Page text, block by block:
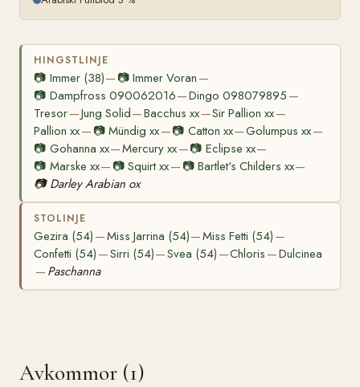
HINGSTLINJE
📷 Immer (38)— 📷Immer Voran —
📷 Dampfross 090062016—Dingo 098079895 —
Tresor—Jung Solid—Bacchus xx—Sir Pallion xx—
Pallion xx— 📷Mündig xx—📷 Catton xx—Golumpus xx—
📷 Gohanna xx—Mercury xx—📷 Eclipse xx—
📷 Marske xx— 📷Squirt xx— 📷 Bartlet's Childers xx—
📷 Darley Arabian ox
STOLINJE
Gezira (54) —Miss Jarrina (54)—Miss Fetti (54) —
Confetti (54) —Sirri (54)—Svea (54) —Chloris —Dulcinea
— Paschanna
Avkommor (1)